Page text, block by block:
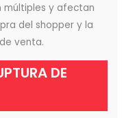
múltiples y afectan
del shopper y la
venta.
DE